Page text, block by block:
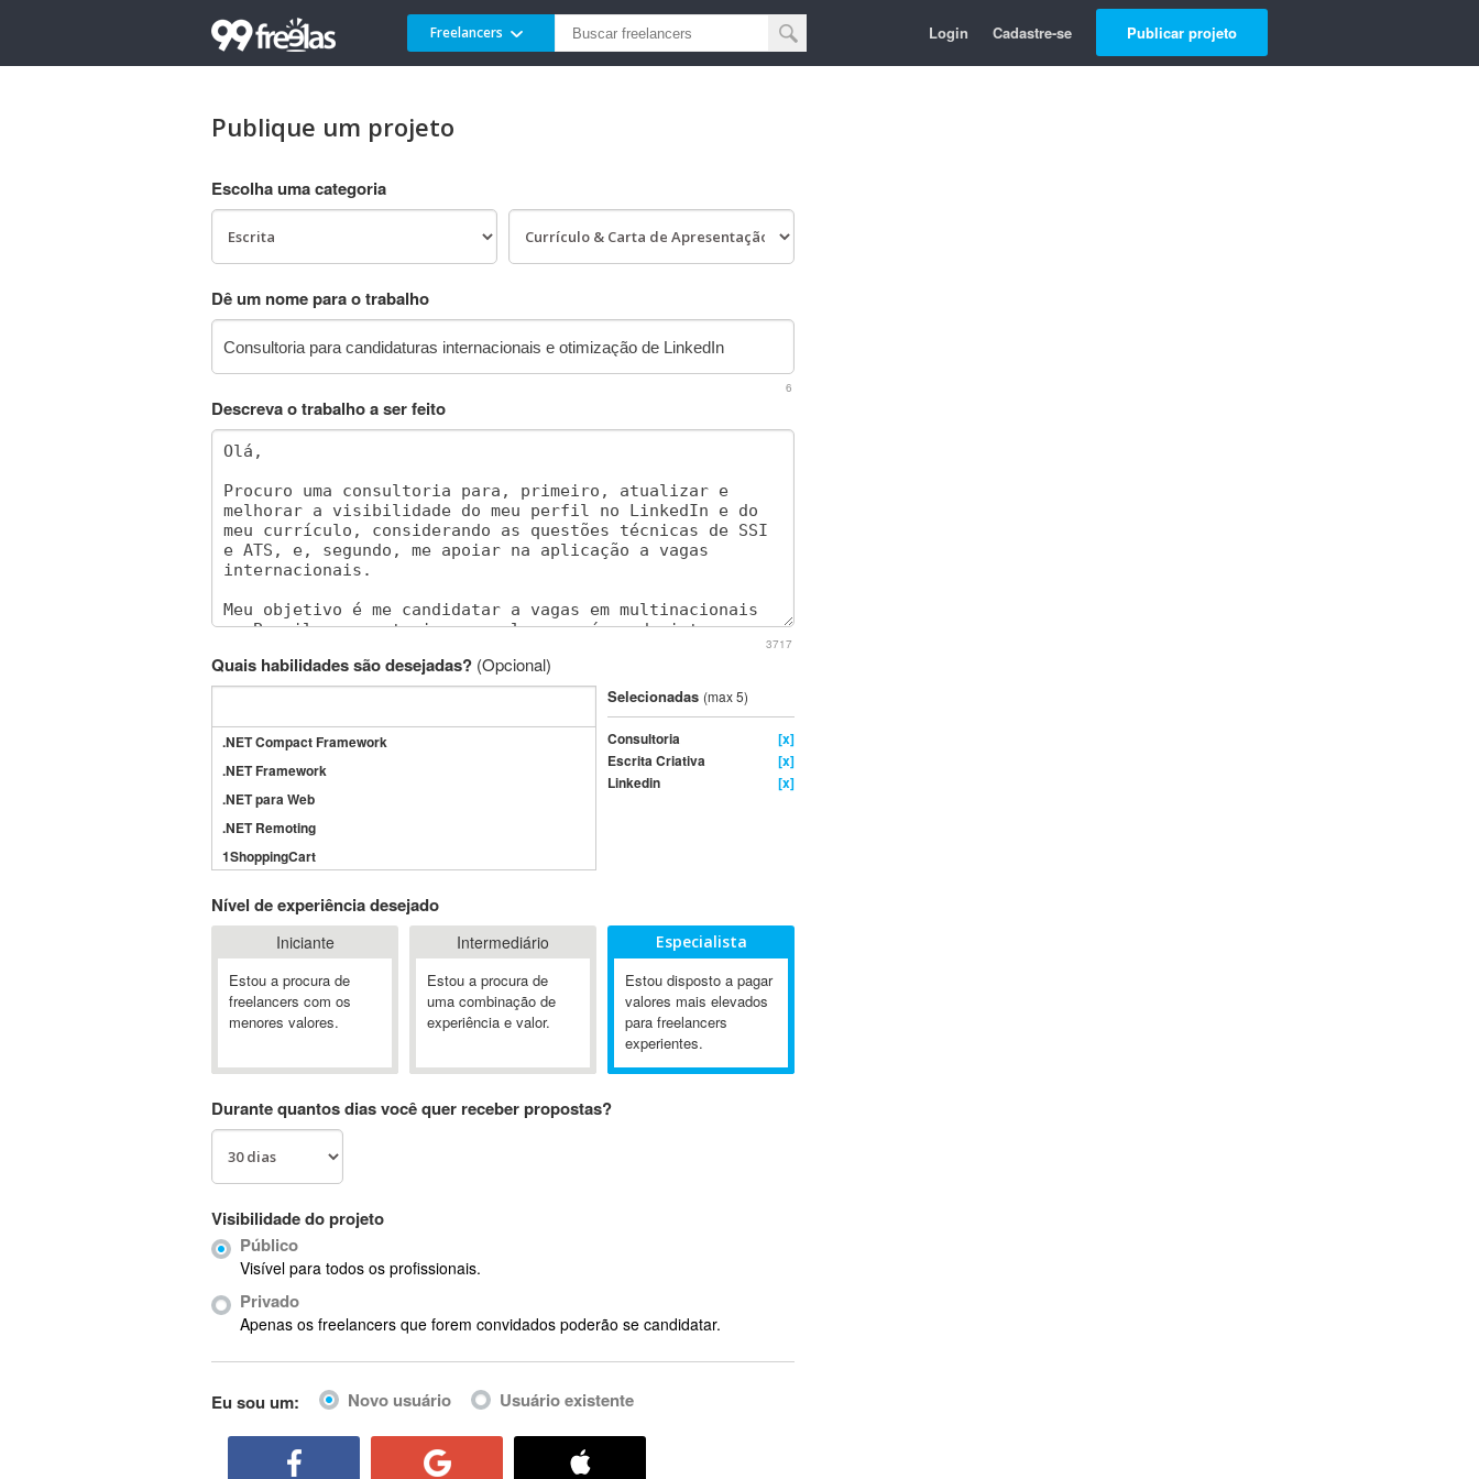
Freelancers Login Cadastre-se Publicar projeto
Publique um projeto
Escolha uma categoria
Dê um nome para o trabalho
6
Descreva o trabalho a ser feito
3717
Quais habilidades são desejadas? (Opcional)
.NET Compact Framework
.NET Framework
.NET para Web
.NET Remoting
1ShoppingCart
3GSM
4D Dimension
802.11
A&P
A-GPS
Ab Initio
ABIS
AbleCommerce
Ableton Live
Abstract Window Toolkit (AWT)
Selecionadas (max 5)
Consultoria
[x]
Escrita Criativa
[x]
Linkedin
[x]
Nível de experiência desejado
Iniciante
Estou a procura de
freelancers com os
menores valores.
Intermediário
Estou a procura de
uma combinação de
experiência e valor.
Especialista
Estou disposto a pagar
valores mais elevados
para freelancers
experientes.
Durante quantos dias você quer receber propostas?
Visibilidade do projeto
Público
Visível para todos os profissionais.
Privado
Apenas os freelancers que forem convidados poderão se candidatar.
Eu sou um: Novo usuário Usuário existente